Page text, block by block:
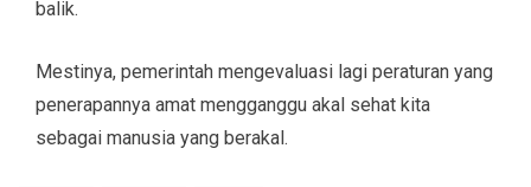
balik.
Mestinya, pemerintah mengevaluasi lagi peraturan yang
penerapannya amat mengganggu akal sehat kita
sebagai manusia yang berakal.